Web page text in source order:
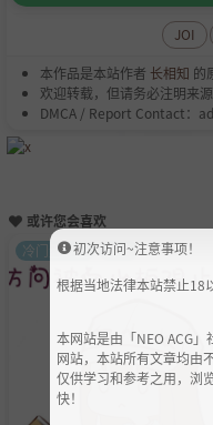
JOI
本作品是本站作者 长相知 的
欢迎转载，但请务必注明来源
DMCA / Report Contact：
或许您会喜欢
冷门盘专区 游戏
初次访问~注意事项！
根据当地法律本站禁止18
本网站是由「NEO ACG
网站，本站所有文章均由
仅供学习和参考之用，浏
快！